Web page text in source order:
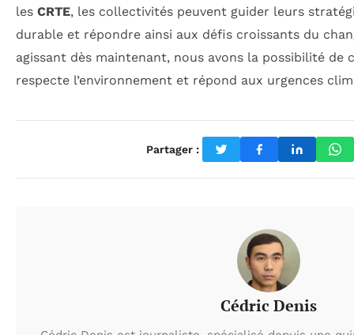
les CRTE, les collectivités peuvent guider leurs
durable et répondre ainsi aux défis croissants du
agissant dès maintenant, nous avons la possibilité de
respecte l’environnement et répond aux urgences
Partager :
Cédric Denis